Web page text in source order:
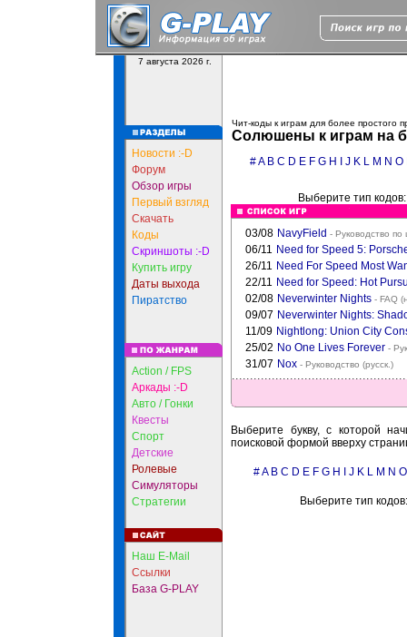
7 августа 2026 г.
Новости :-D
Форум
Обзор игры
Первый взгляд
Скачать
Коды
Скриншоты :-D
Купить игру
Даты выхода
Пиратство
Action / FPS
Аркады :-D
Авто / Гонки
Квесты
Спорт
Детские
Ролевые
Симуляторы
Стратегии
Наш E-Mail
Ссылки
База G-PLAY
Чит-коды к играм для более простого
Солюшены к играм на
#A B C D E F G H J K L M N O
Выберите тип
03/08 NavyField - Руководство
06/11 Need for Speed 5:
26/11 Need For Speed Most
22/11 Need for Speed: Hot
02/08 Neverwinter Nights - FAQ
09/07 Neverwinter Nights:
11/09 Nightlong: Union City
25/02 No One Lives Forever -
31/07 Nox - Руководство (русск.)
Выберите букву, с которой
поисковой формой вверху
#A B C D E F G H J K L M N O
Выберите тип